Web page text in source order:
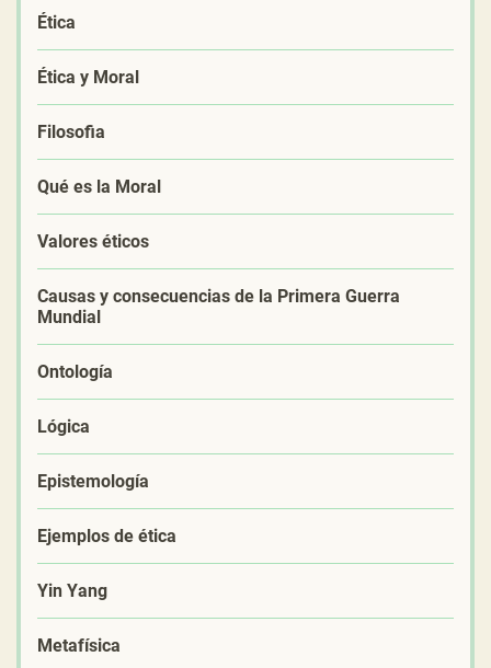
Ética
Ética y Moral
Filosofia
Qué es la Moral
Valores éticos
Causas y consecuencias de la Primera Guerra
Mundial
Ontología
Lógica
Epistemología
Ejemplos de ética
Yin Yang
Metafísica